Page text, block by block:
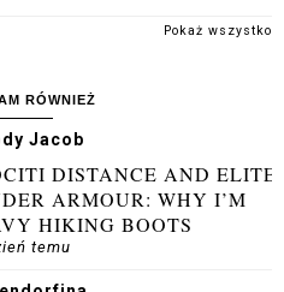
Pokaż wszystko
RÓWNIEŻ
Jacob
DISTANCE AND ELITE
ARMOUR: WHY I’M
HIKING BOOTS
temu